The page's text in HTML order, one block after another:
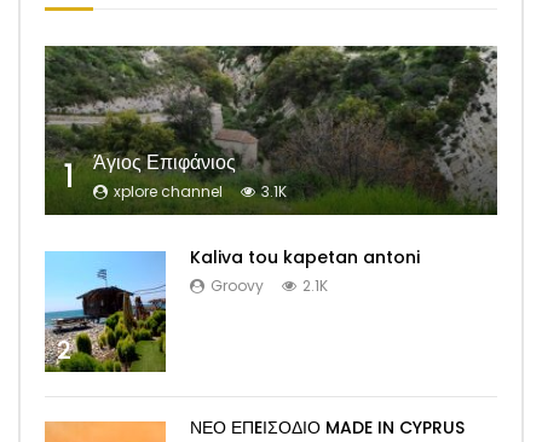
1 Άγιος Επιφάνιος
xplore channel 3.1K
2
Kaliva tou kapetan antoni
Groovy 2.1K
ΝΕΟ ΕΠEΙΣΟΔΙΟ MADE IN CYPRUS